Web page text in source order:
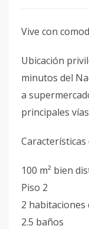
Vive con
Ubicación
minutos del
a
principales
100 m² bien
Piso 2
2 habitaciones
2.5 baños